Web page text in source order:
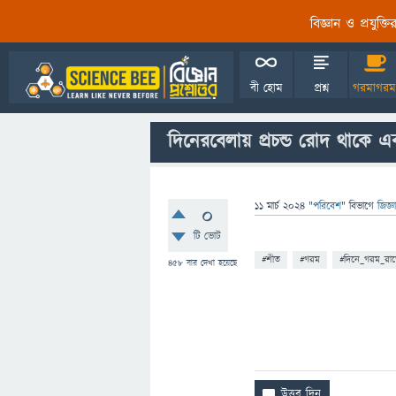
বিজ্ঞান ও
বী হোম প্রশ্ন
দিনেরবেলায় প্রচন্ড রোদ থাকে
0
টি ভোট
458 বার দেখা হয়েছে
11 মার্চ 2024 "পরিবেশ" বিভাগে
#শীত #গরম